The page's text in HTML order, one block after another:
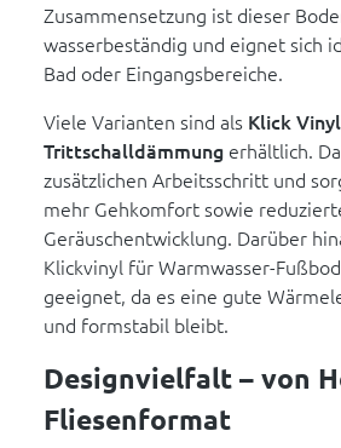
Zusammensetzung ist dieser
wasserbeständig und eignet sich
Bad oder Eingangsbereiche.
Viele Varianten sind als Klick
Trittschalldämmung erhältlich.
zusätzlichen Arbeitsschritt und
mehr Gehkomfort sowie
Geräuschentwicklung. Darüber
Klickvinyl für Warmwasser-
geeignet, da es eine gute
und formstabil bleibt.
Designvielfalt – von
Fliesenformat